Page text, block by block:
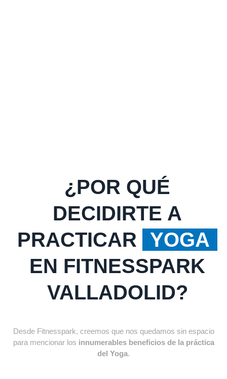
¿POR QUÉ
DECIDIRTE A
PRACTICAR
YOGA
EN FITNESSPARK
VALLADOLID?
Desde Fitnesspark, creemos que nos quedamos sin espacio
para mencionar los innumerables beneficios de la práctica
del Yoga.